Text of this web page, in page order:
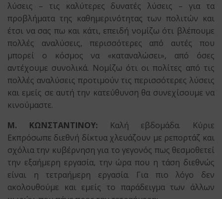
λύσεις – τις καλύτερες δυνατές λύσεις – για τα
προβλήματα της καθημερινότητας των πολιτών και
έτσι να σας πω και κάτι, επειδή νομίζω ότι βλέπουμε
πολλές αναλύσεις, περισσότερες από αυτές που
μπορεί ο κόσμος να «καταναλώσει», από όσες
αντέχουμε συνολικά. Νομίζω ότι οι πολίτες από τις
πολλές αναλύσεις προτιμούν τις περισσότερες λύσεις
και εμείς σε αυτή την κατεύθυνση θα συνεχίσουμε να
κινούμαστε.
Μ. ΚΩΝΣΤΑΝΤΙΝΟΥ:
Καλή εβδομάδα. Κύριε
Εκπρόσωπε διεθνή δίκτυα χλευάζουν με ρεπορτάζ και
σχόλια την κυβέρνηση για το γεγονός πως θεσμοθετεί
την εξαήμερη εργασία, την ώρα που η τάση διεθνώς
είναι η τετραήμερη εργασία. Για πιο λόγο δεν
ακολουθούμε και εμείς το παράδειγμα των άλλων